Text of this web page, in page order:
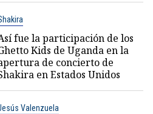
fue la participación de los
Kids de Uganda en la
de concierto de
en Estados Unidos
Valenzuela